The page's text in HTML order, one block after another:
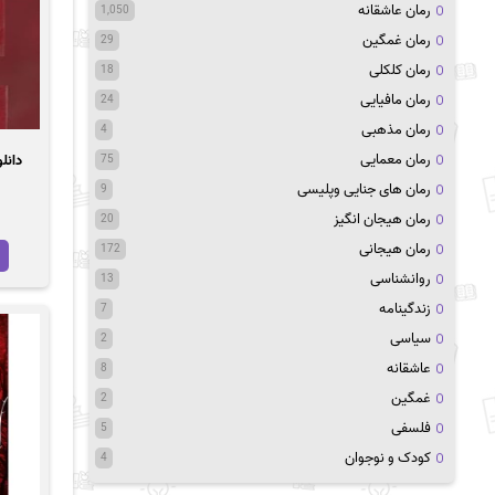
رمان عاشقانه 1,050
رمان غمگین 29
رمان کلکلی 18
رمان مافیایی 24
رمان مذهبی 4
رمان معمایی 75
رمان های جنایی وپلیسی 9
رمان هیجان انگیز 20
رمان هیجانی 172
روانشناسی 13
زندگینامه 7
سیاسی 2
عاشقانه 8
غمگین 2
فلسفی 5
کودک و نوجوان 4